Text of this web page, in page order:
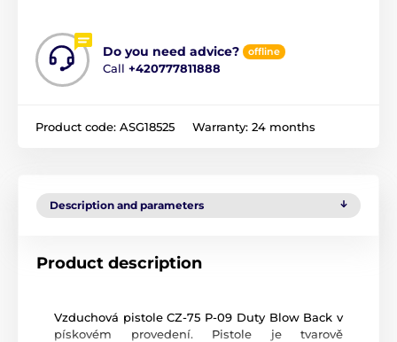
Do you need advice? offline
Call +420777811888
Product code: ASG18525 Warranty: 24 months
Description and parameters
Product description
Vzduchová pistole CZ-75 P-09 Duty Blow Back v
pískovém provedení. Pistole je tvarově